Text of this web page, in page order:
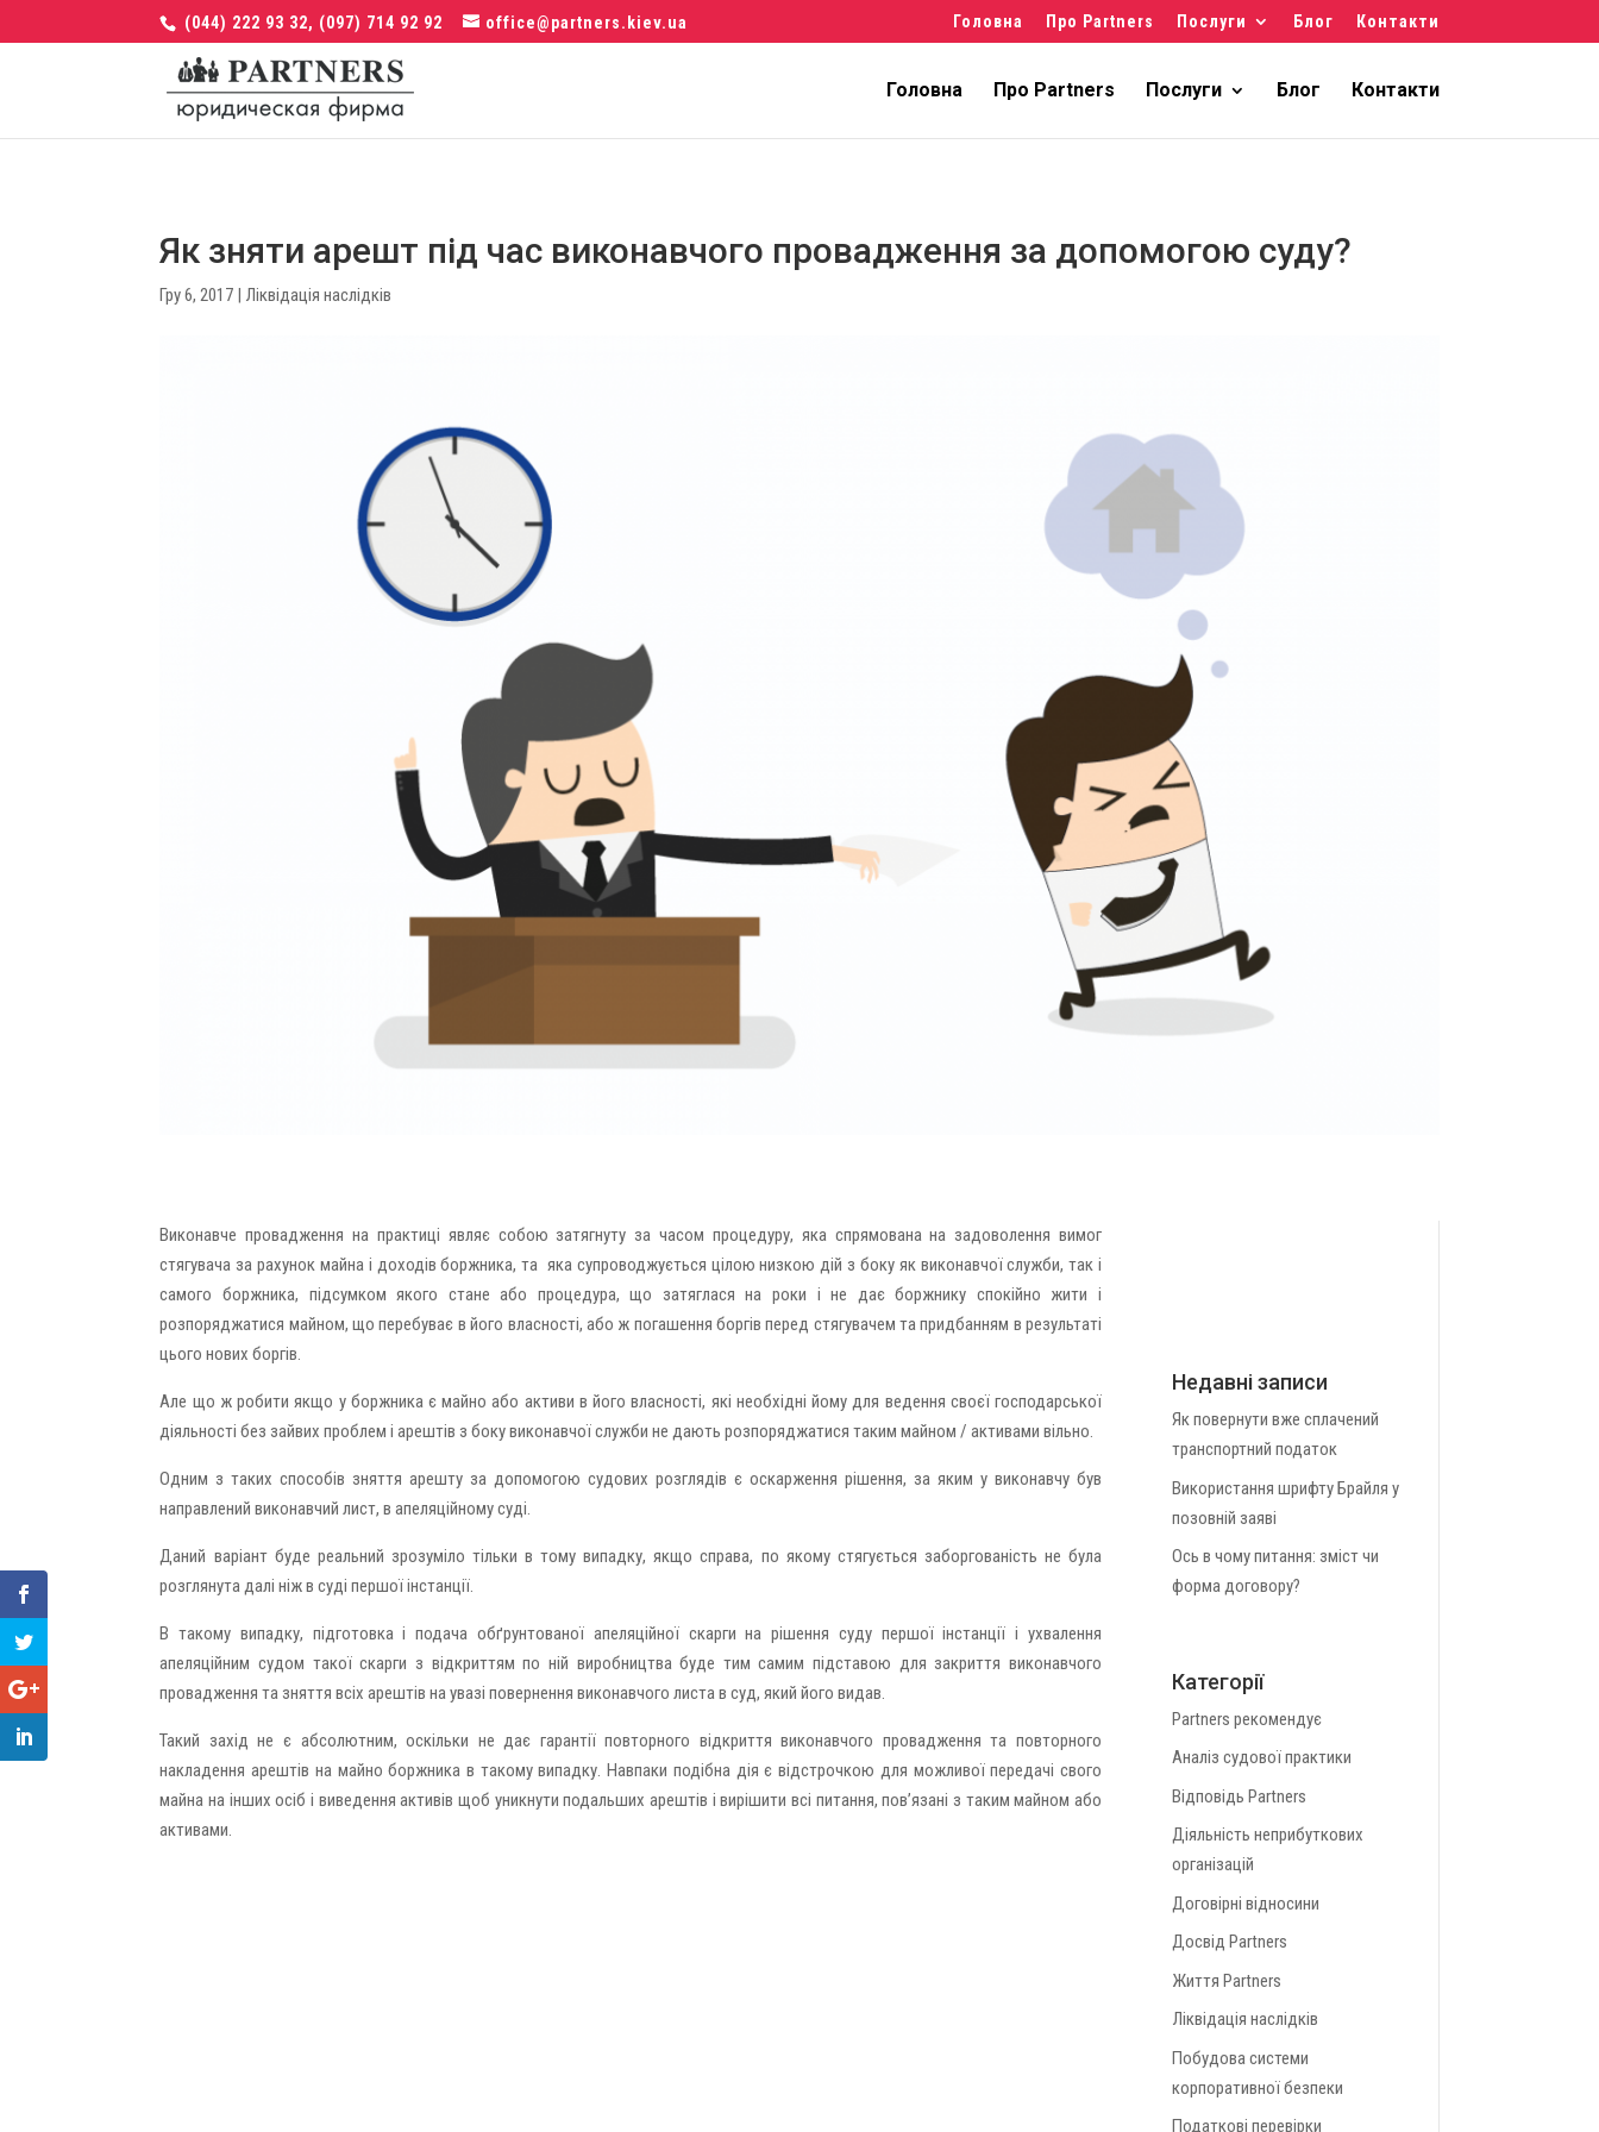
(044) 222 93 32, (097) 714 92 92 office@partners.kiev.ua Головна Про Partners Послуги Блог Контакти
Головна Про Partners Послуги Блог Контакти
Як зняти арешт під час виконавчого провадження за допомогою суду?
Гру 6, 2017 | Ліквідація наслідків
Виконавче провадження на практиці являє собою затягнуту за часом процедуру, яка спрямована на задоволення вимог
стягувача за рахунок майна і доходів боржника, та яка супроводжується цілою низкою дій з боку як виконавчої служби, так і
самого боржника, підсумком якого стане або процедура, що затяглася на роки і не дає боржнику спокійно жити і
розпоряджатися майном, що перебуває в його власності, або ж погашення боргів перед стягувачем та придбанням в результаті
цього нових боргів.
Але що ж робити якщо у боржника є майно або активи в його власності, які необхідні йому для ведення своєї господарської
діяльності без зайвих проблем і арештів з боку виконавчої служби не дають розпоряджатися таким майном / активами вільно.
Одним з таких способів зняття арешту за допомогою судових розглядів є оскарження рішення, за яким у виконавчу був
направлений виконавчий лист, в апеляційному суді.
Даний варіант буде реальний зрозуміло тільки в тому випадку, якщо справа, по якому стягується заборгованість не була
розглянута далі ніж в суді першої інстанції.
В такому випадку, підготовка і подача обґрунтованої апеляційної скарги на рішення суду першої інстанції і ухвалення
апеляційним судом такої скарги з відкриттям по ній виробництва буде тим самим підставою для закриття виконавчого
провадження та зняття всіх арештів на увазі повернення виконавчого листа в суд, який його видав.
Такий захід не є абсолютним, оскільки не дає гарантії повторного відкриття виконавчого провадження та повторного
накладення арештів на майно боржника в такому випадку. Навпаки подібна дія є відстрочкою для можливої ​​передачі свого
майна на інших осіб і виведення активів щоб уникнути подальших арештів і вирішити всі питання, пов’язані з таким майном або
активами.
Недавні записи
Як повернути вже сплачений
транспортний податок
Використання шрифту Брайля у
позовній заяві
Ось в чому питання: зміст чи
форма договору?
Категорії
Partners рекомендує
Аналіз судової практики
Відповідь Partners
Діяльність неприбуткових
організацій
Договірні відносини
Досвід Partners
Життя Partners
Ліквідація наслідків
Побудова системи
корпоративної безпеки
Податкові перевірки